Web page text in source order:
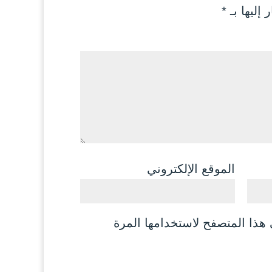
إليها بـ *
الموقع الإلكتروني
المتصفح لاستخدامها المرة